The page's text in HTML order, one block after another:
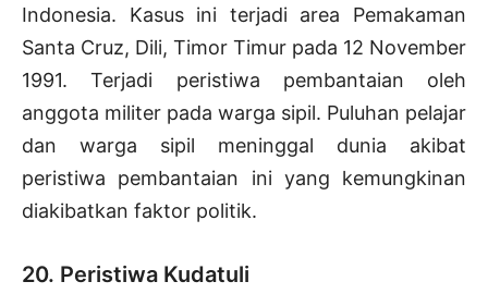
Indonesia. Kasus ini terjadi area Pemakaman
Santa Cruz, Dili, Timor Timur pada 12 November
1991. Terjadi peristiwa pembantaian oleh
anggota militer pada warga sipil. Puluhan pelajar
dan warga sipil meninggal dunia akibat
peristiwa pembantaian ini yang kemungkinan
diakibatkan faktor politik.
20. Peristiwa Kudatuli